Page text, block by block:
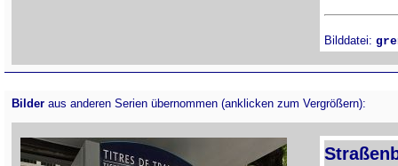
Bilddatei:
Bilder aus anderen Serien übernommen (anklicken zum Vergrößern):